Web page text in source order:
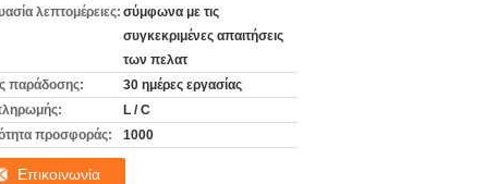
λεπτομέρειες: σύμφωνα με τις
συγκεκριμένες απαιτήσεις
των πελατ
παράδοσης:
30 ημέρες εργασίας
L / C
προσφοράς:
1000
Επικοινωνία